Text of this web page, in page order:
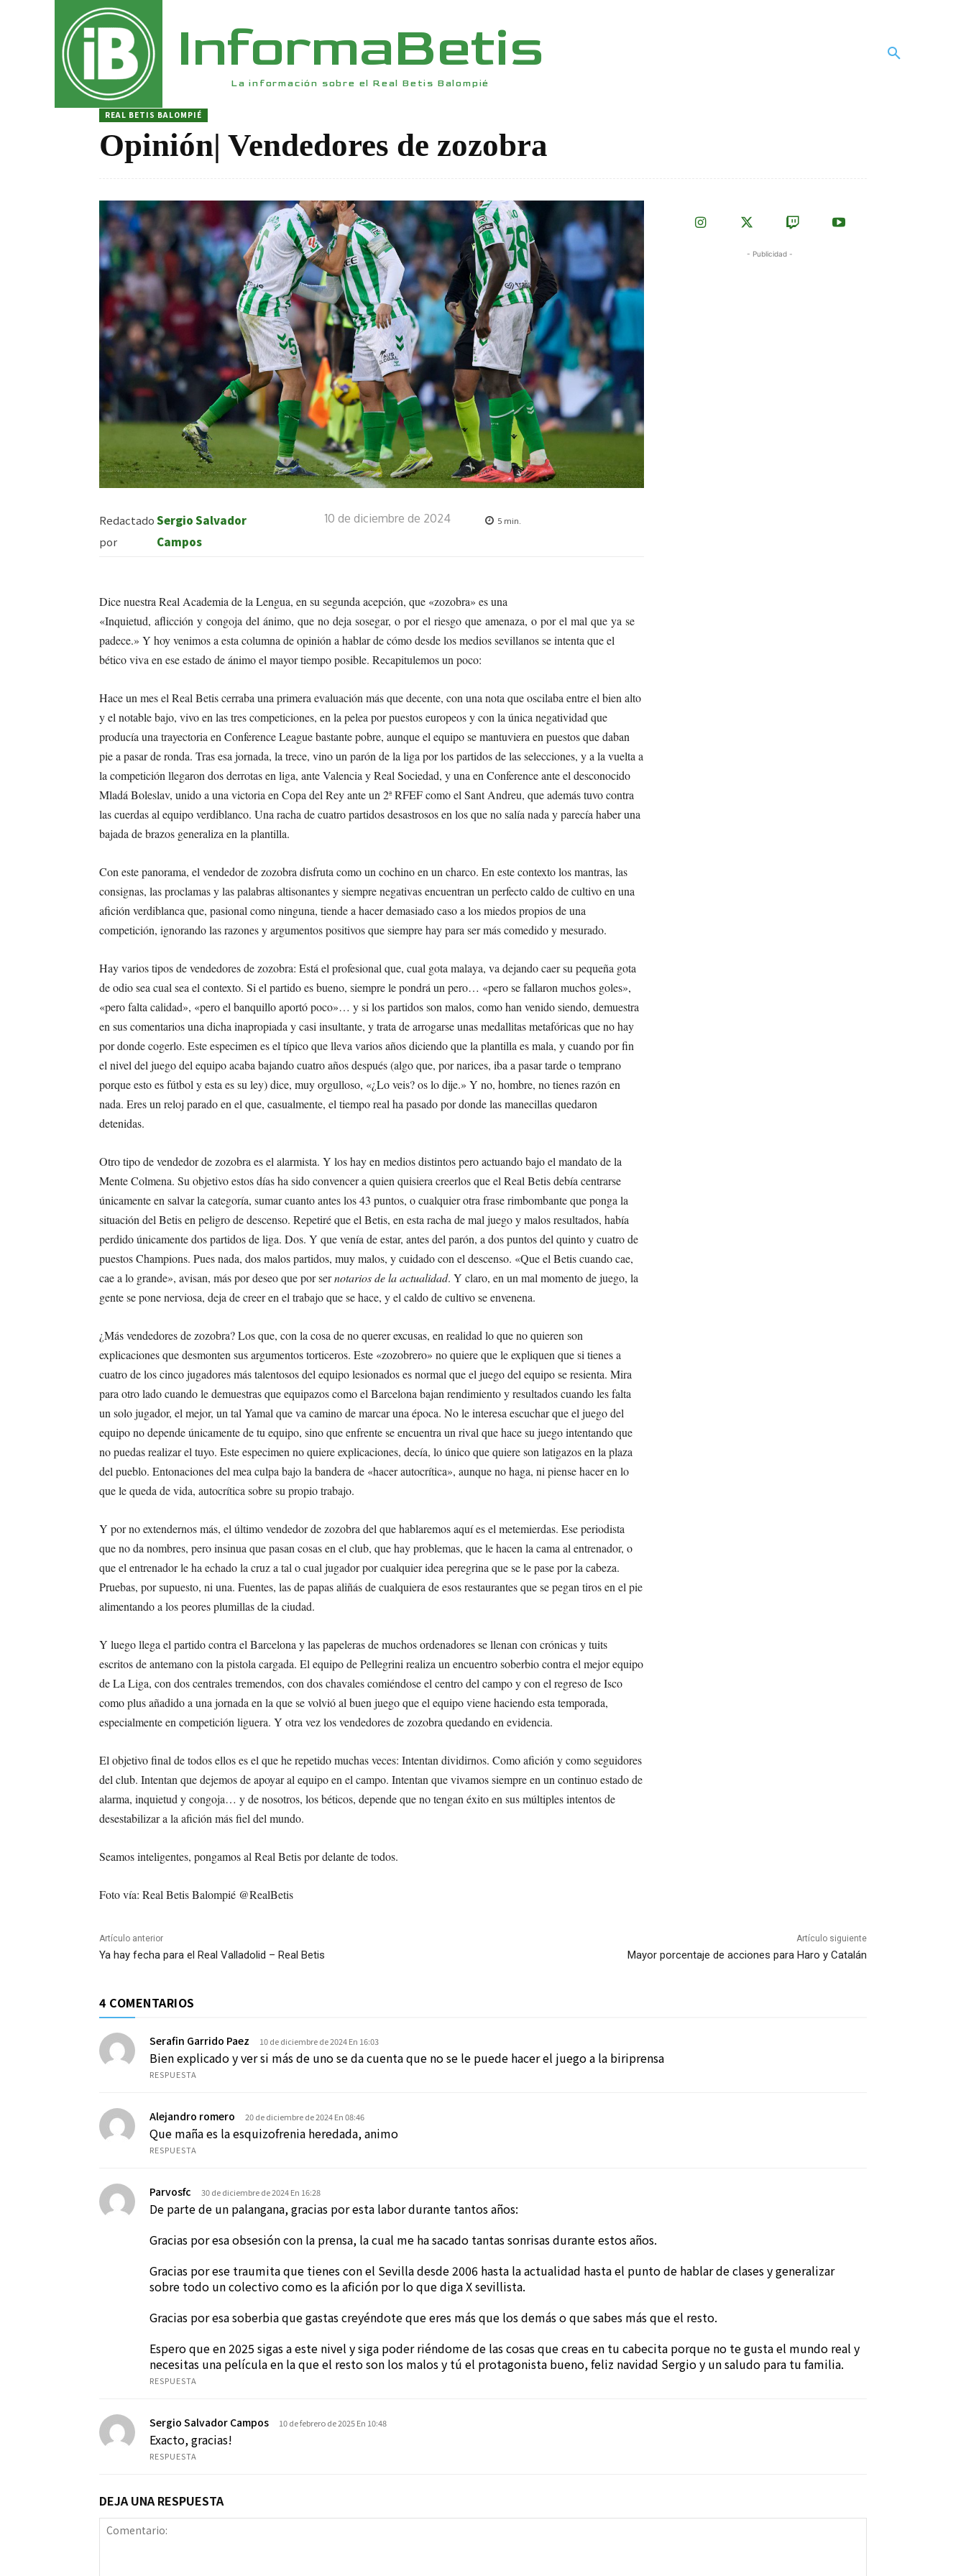
InformaBetis
La información sobre el Real Betis Balompié
REAL BETIS BALOMPIÉ
Opinión| Vendedores de zozobra
Redactado
por
Sergio Salvador
Campos
10 de diciembre de 2024 5 min.
Dice nuestra Real Academia de la Lengua, en su segunda acepción, que «zozobra» es una
«Inquietud, aflicción y congoja del ánimo, que no deja sosegar, o por el riesgo que amenaza, o por el mal que ya se
padece.» Y hoy venimos a esta columna de opinión a hablar de cómo desde los medios sevillanos se intenta que el
bético viva en ese estado de ánimo el mayor tiempo posible. Recapitulemos un poco:
Hace un mes el Real Betis cerraba una primera evaluación más que decente, con una nota que oscilaba entre el bien alto
y el notable bajo, vivo en las tres competiciones, en la pelea por puestos europeos y con la única negatividad que
producía una trayectoria en Conference League bastante pobre, aunque el equipo se mantuviera en puestos que daban
pie a pasar de ronda. Tras esa jornada, la trece, vino un parón de la liga por los partidos de las selecciones, y a la vuelta a
la competición llegaron dos derrotas en liga, ante Valencia y Real Sociedad, y una en Conference ante el desconocido
Mladá Boleslav, unido a una victoria en Copa del Rey ante un 2ª RFEF como el Sant Andreu, que además tuvo contra
las cuerdas al equipo verdiblanco. Una racha de cuatro partidos desastrosos en los que no salía nada y parecía haber una
bajada de brazos generaliza en la plantilla.
Con este panorama, el vendedor de zozobra disfruta como un cochino en un charco. En este contexto los mantras, las
consignas, las proclamas y las palabras altisonantes y siempre negativas encuentran un perfecto caldo de cultivo en una
afición verdiblanca que, pasional como ninguna, tiende a hacer demasiado caso a los miedos propios de una
competición, ignorando las razones y argumentos positivos que siempre hay para ser más comedido y mesurado.
Hay varios tipos de vendedores de zozobra: Está el profesional que, cual gota malaya, va dejando caer su pequeña gota
de odio sea cual sea el contexto. Si el partido es bueno, siempre le pondrá un pero… «pero se fallaron muchos goles»,
«pero falta calidad», «pero el banquillo aportó poco»… y si los partidos son malos, como han venido siendo, demuestra
en sus comentarios una dicha inapropiada y casi insultante, y trata de arrogarse unas medallitas metafóricas que no hay
por donde cogerlo. Este especimen es el típico que lleva varios años diciendo que la plantilla es mala, y cuando por fin
el nivel del juego del equipo acaba bajando cuatro años después (algo que, por narices, iba a pasar tarde o temprano
porque esto es fútbol y esta es su ley) dice, muy orgulloso, «¿Lo veis? os lo dije.» Y no, hombre, no tienes razón en
nada. Eres un reloj parado en el que, casualmente, el tiempo real ha pasado por donde las manecillas quedaron
detenidas.
Otro tipo de vendedor de zozobra es el alarmista. Y los hay en medios distintos pero actuando bajo el mandato de la
Mente Colmena. Su objetivo estos días ha sido convencer a quien quisiera creerlos que el Real Betis debía centrarse
únicamente en salvar la categoría, sumar cuanto antes los 43 puntos, o cualquier otra frase rimbombante que ponga la
situación del Betis en peligro de descenso. Repetiré que el Betis, en esta racha de mal juego y malos resultados, había
perdido únicamente dos partidos de liga. Dos. Y que venía de estar, antes del parón, a dos puntos del quinto y cuatro de
puestos Champions. Pues nada, dos malos partidos, muy malos, y cuidado con el descenso. «Que el Betis cuando cae,
cae a lo grande», avisan, más por deseo que por sernotarios de la actualidad. Y claro, en un mal momento de juego, la
gente se pone nerviosa, deja de creer en el trabajo que se hace, y el caldo de cultivo se envenena.
¿Más vendedores de zozobra? Los que, con la cosa de no querer excusas, en realidad lo que no quieren son
explicaciones que desmonten sus argumentos torticeros. Este «zozobrero» no quiere que le expliquen que si tienes a
cuatro de los cinco jugadores más talentosos del equipo lesionados es normal que el juego del equipo se resienta. Mira
para otro lado cuando le demuestras que equipazos como el Barcelona bajan rendimiento y resultados cuando les falta
un solo jugador, el mejor, un tal Yamal que va camino de marcar una época. No le interesa escuchar que el juego del
equipo no depende únicamente de tu equipo, sino que enfrente se encuentra un rival que hace su juego intentando que
no puedas realizar el tuyo. Este especimen no quiere explicaciones, decía, lo único que quiere son latigazos en la plaza
del pueblo. Entonaciones del mea culpa bajo la bandera de «hacer autocrítica», aunque no haga, ni piense hacer en lo
que le queda de vida, autocrítica sobre su propio trabajo.
Y por no extendernos más, el último vendedor de zozobra del que hablaremos aquí es el metemierdas. Ese periodista
que no da nombres, pero insinua que pasan cosas en el club, que hay problemas, que le hacen la cama al entrenador, o
que el entrenador le ha echado la cruz a tal o cual jugador por cualquier idea peregrina que se le pase por la cabeza.
Pruebas, por supuesto, ni una. Fuentes, las de papas aliñás de cualquiera de esos restaurantes que se pegan tiros en el pie
alimentando a los peores plumillas de la ciudad.
Y luego llega el partido contra el Barcelona y las papeleras de muchos ordenadores se llenan con crónicas y tuits
escritos de antemano con la pistola cargada. El equipo de Pellegrini realiza un encuentro soberbio contra el mejor equipo
de La Liga, con dos centrales tremendos, con dos chavales comiéndose el centro del campo y con el regreso de Isco
como plus añadido a una jornada en la que se volvió al buen juego que el equipo viene haciendo esta temporada,
especialmente en competición liguera. Y otra vez los vendedores de zozobra quedando en evidencia.
El objetivo final de todos ellos es el que he repetido muchas veces: Intentan dividirnos. Como afición y como seguidores
del club. Intentan que dejemos de apoyar al equipo en el campo. Intentan que vivamos siempre en un continuo estado de
alarma, inquietud y congoja… y de nosotros, los béticos, depende que no tengan éxito en sus múltiples intentos de
desestabilizar a la afición más fiel del mundo.
Seamos inteligentes, pongamos al Real Betis por delante de todos.
Foto vía: Real Betis Balompié @RealBetis
- Publicidad -
Artículo anterior
Ya hay fecha para el Real Valladolid – Real Betis
Artículo siguiente
Mayor porcentaje de acciones para Haro y Catalán
4 COMENTARIOS
Serafin Garrido Paez 10 de diciembre de 2024 En 16:03
Bien explicado y ver si más de uno se da cuenta que no se le puede hacer el juego a la biriprensa
RESPUESTA
Alejandro romero 20 de diciembre de 2024 En 08:46
Que maña es la esquizofrenia heredada, animo
RESPUESTA
Parvosfc 30 de diciembre de 2024 En 16:28
De parte de un palangana, gracias por esta labor durante tantos años:
Gracias por esa obsesión con la prensa, la cual me ha sacado tantas sonrisas durante estos años.
Gracias por ese traumita que tienes con el Sevilla desde 2006 hasta la actualidad hasta el punto de hablar de clases y generalizar
sobre todo un colectivo como es la afición por lo que diga X sevillista.
Gracias por esa soberbia que gastas creyéndote que eres más que los demás o que sabes más que el resto.
Espero que en 2025 sigas a este nivel y siga poder riéndome de las cosas que creas en tu cabecita porque no te gusta el mundo real y
necesitas una película en la que el resto son los malos y tú el protagonista bueno, feliz navidad Sergio y un saludo para tu familia.
RESPUESTA
Sergio Salvador Campos 10 de febrero de 2025 En 10:48
Exacto, gracias!
RESPUESTA
DEJA UNA RESPUESTA